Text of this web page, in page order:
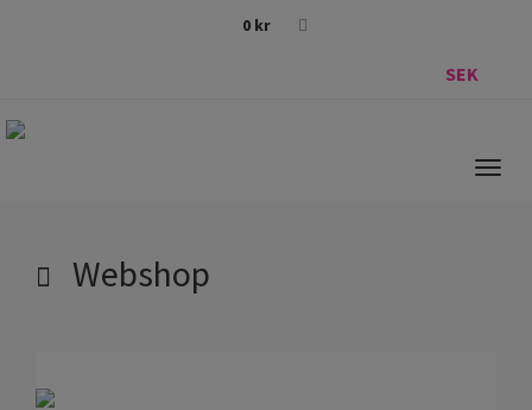
0 kr
SEK
Webshop